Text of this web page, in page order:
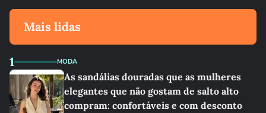
Mais lidas
1 MODA
As sandálias douradas que as mulheres
elegantes que não gostam de salto alto
compram: confortáveis e com desconto